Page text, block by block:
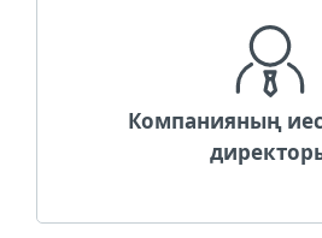
Компанияның